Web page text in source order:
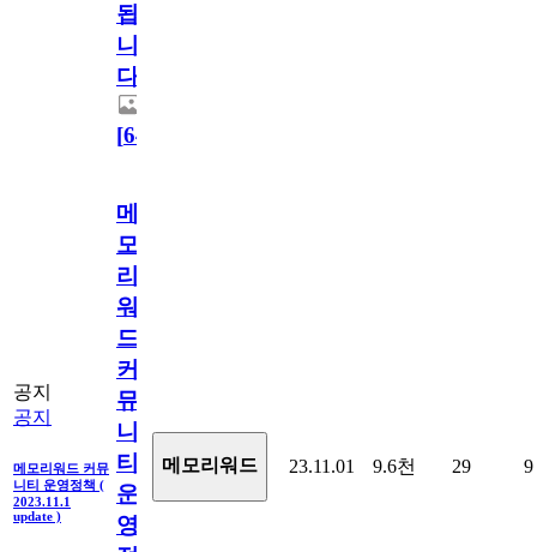
됩
니
다.
[64
공지
공지
메모리워드 커뮤
니티 운영정책 (
2023.11.1
update )
메
모
리
워
드
커
뮤
니
티
운
영
메모리워드 23.11.01 9.6천 29 9